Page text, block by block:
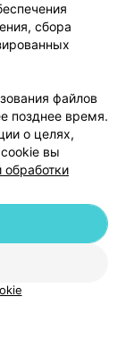
договор
оплаты
Беларусь,
сбора
файлов
позднее время.
о целях,
вы
обработки